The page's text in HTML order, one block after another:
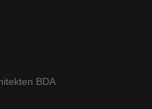
BDA